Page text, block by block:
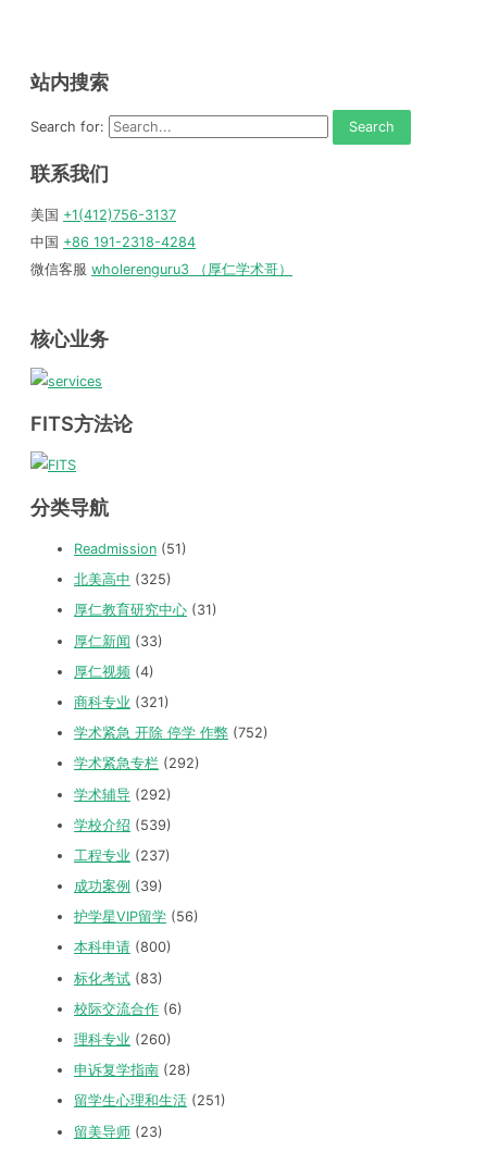
站内搜索
Search for:
联系我们
美国 +1(412)756-3137
中国 +86 191-2318-4284
微信客服 wholerenguru3 （厚仁学术哥）
核心业务
FITS方法论
分类导航
Readmission (51)
北美高中 (325)
厚仁教育研究中心 (31)
厚仁新闻 (33)
厚仁视频 (4)
商科专业 (321)
学术紧急 开除 停学 作弊 (752)
学术紧急专栏 (292)
学术辅导 (292)
学校介绍 (539)
工程专业 (237)
成功案例 (39)
护学星VIP留学 (56)
本科申请 (800)
标化考试 (83)
校际交流合作 (6)
理科专业 (260)
申诉复学指南 (28)
留学生心理和生活 (251)
留美导师 (23)